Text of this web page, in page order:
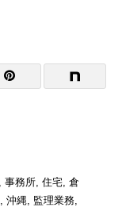
事務所 住宅 倉
沖縄 監理業務